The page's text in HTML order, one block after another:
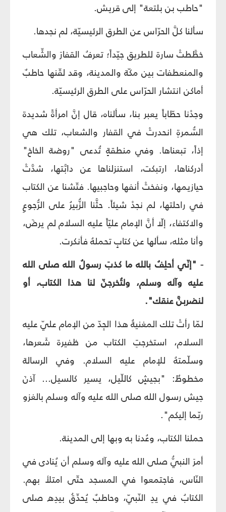
"حاطب بن بلتعة" إلى قريش.
سألنا كلَّ الحرّاس عن الطرق الرئيسيّة، لم نجدها.
خطَّطتْ سارة للطريق جيّداً؛ تعرفُ القفارَ والشِّعاب
والمنعطفات بين مكّة والمدينة، وقد لقّنها حاطبٌ
أماكن انتشار الحرّاس على الطرق الرئيسيّة.
وجدْنا حطّاباً يعبر بنا، سألناه، قال إنَّ امرأةً شديدة
السُّمرةِ انحدرتْ في القفار والشعاب، تلك هي
إذاً، تبعناها. وفي منطقةٍ تُدعى "روضة الخاخ"
أدركناها، ارتبكت، استنزلناها عن دابَّتها، شدَّتْ
حيازيمها، ونفختْ أنفها وحاجبيها. فتّشنا عن الكتاب
في راحلتها، لم نجدْ شيئاً. حثَّنا الزُّبيرُ على الرُّجوعِ
والاكتفاء، إلّا أنَّ الإمام عليّاً عليه السلام لم يرضَ،
وأنا مثله، سألها عن كتابٍ تحملهُ فأنكرت.
- "إنّي أحلِفُ بالله ما كذبَ رسولُ الله صلى الله
عليه وآله وسلم، ولتُخرجنّ لنا هذا الكتاب، أو
لنضربنَّ عنقك".
لمّا رأتْ تلك المغنيةُ هذا الجِدّ من الإمام عليّ عليه
السلام، استخرجتِ الكتاب من ظفيرة شَعرها،
وسلّمتهُ للإمام عليه السلام. وفي الرسالة
مخطوطٌ: "بجيشٍ كاللّيل، يسير كالسيل... آذنَ
جيش رسول الله صلى الله عليه وآله وسلم بالغزو
ربّما إليكم".
حملنا الكتاب، وعُدنا به وبها إلى المدينة.
أمرَ النبيُّ صلى الله عليه وآله وسلم أن يُنادى في
النّاس، فاجتمعوا في المسجد حتّى امتلأ بهم.
الكتابُ في يدِ النّبيّ، وحاطبٌ يُحدِّقُ بيدِه صلى